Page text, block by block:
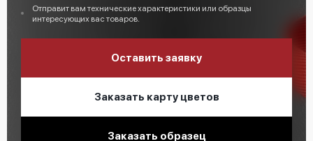
Отправит вам технические характеристики или образцы
интересующих вас товаров.
Оставить заявку
Заказать карту цветов
Заказать образец